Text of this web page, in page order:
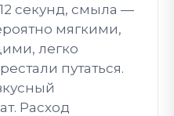
секунд, смыла —
мягкими,
легко
путаться.
Расход